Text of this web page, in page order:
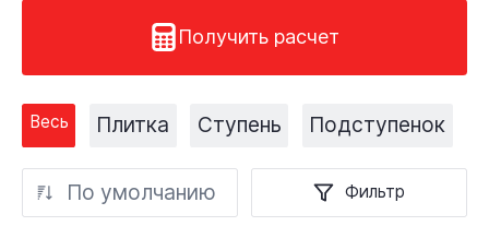
Получить расчет
Весь Плитка Ступень Подступенок
По умолчанию Фильтр